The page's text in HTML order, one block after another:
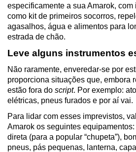
especificamente a sua Amarok, com
como kit de primeiros socorros,
agasalhos, água e alimentos para
estrada de chão.
Leve alguns instrumentos
Não raramente, enveredar-se por
proporciona situações que, embora
estão fora do script. Por exemplo:
elétricas, pneus furados e por aí vai.
Para lidar com esses imprevistos,
Amarok os seguintes
direta (para a popular “chupeta”),
pneus, pás pequenas, lanterna,